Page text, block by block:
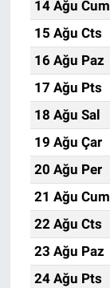
14 Ağu Cum
15 Ağu Cts
16 Ağu Paz
17 Ağu Pts
18 Ağu Sal
19 Ağu Çar
20 Ağu Per
21 Ağu Cum
22 Ağu Cts
23 Ağu Paz
24 Ağu Pts